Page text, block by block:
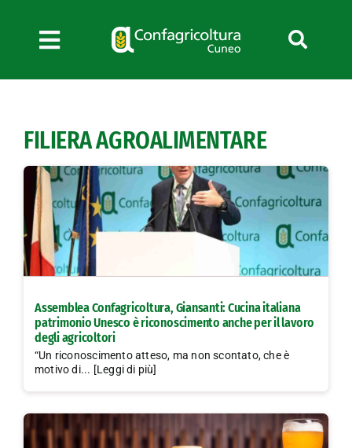
contenuto
Toggle
Navigation
News
Bandi
Formazione
Convenzioni
L’Agricoltore cuneese
Lavora con noi
Contatti
FILIERA AGROALIMENTARE
Assemblea Confagricoltura, Giansanti: Cucina italiana
patrimonio Unesco è riconoscimento anche per il lavoro
degli agricoltori
“Un riconoscimento atteso, ma non scontato, che è
motivo di... [Leggi di più]